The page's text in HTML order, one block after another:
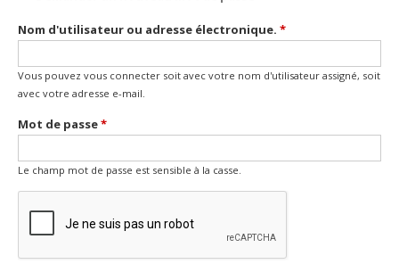
Nom d'utilisateur ou adresse électronique. *
Vous pouvez vous connecter soit avec votre nom d'utilisateur assigné, soit
avec votre adresse e-mail.
Mot de passe*
Le champ mot de passe est sensible à la casse.